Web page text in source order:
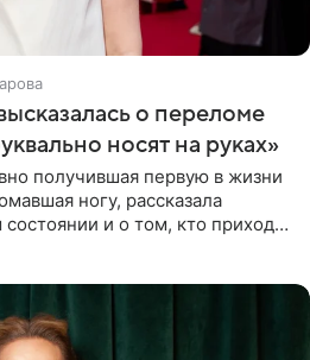
о переломе
носят на руках»
получившая первую в жизни
ногу, рассказала
и о том, кто приходит